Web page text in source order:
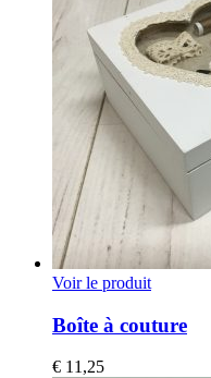
Voir le produit
Boîte à couture
€ 11,25